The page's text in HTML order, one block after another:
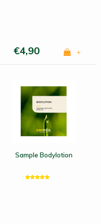
€4,90 +
Sample Bodylotion